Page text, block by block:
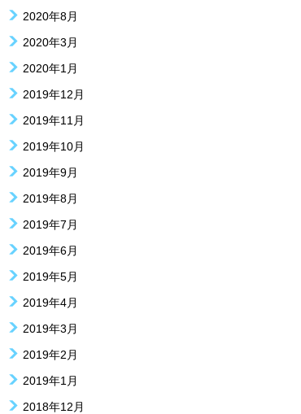
2020年8月
2020年3月
2020年1月
2019年12月
2019年11月
2019年10月
2019年9月
2019年8月
2019年7月
2019年6月
2019年5月
2019年4月
2019年3月
2019年2月
2019年1月
2018年12月